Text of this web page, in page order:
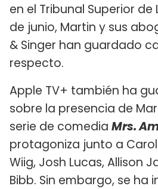
en el Tribunal Superior de
de junio, Martin y sus
& Singer han guardado
respecto.
Apple TV+ también ha
sobre la presencia de
serie de comedia Mrs.
protagoniza junto a
Wiig, Josh Lucas, Allison
Bibb. Sin embargo, se ha